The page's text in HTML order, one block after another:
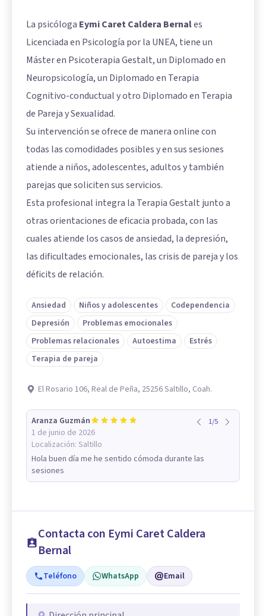
La psicóloga Eymi Caret Caldera Bernales
Licenciada en Psicología por la UNEA, tiene un
Máster en Psicoterapia Gestalt, un Diplomado en
Neuropsicología, un Diplomado en Terapia
Cognitivo-conductual y otro Diplomado en Terapia
de Pareja y Sexualidad.
Su intervención se ofrece de manera online con
todas las comodidades posibles y en sus sesiones
atiende a niños, adolescentes, adultos y también
parejas que soliciten sus servicios.
Esta profesional integra la Terapia Gestalt junto a
otras orientaciones de eficacia probada, con las
cuales atiende los casos de ansiedad, la depresión,
las dificultades emocionales, las crisis de pareja y los
déficits de relación.
Ansiedad Niños y adolescentes
Codependencia
Depresión
Problemas emocionales
Problemas relacionales
Autoestima
Estrés
Terapia de pareja
El Rosario 106, Real de Peña, 25256 Saltillo, Coah.
Aranza Guzmán
1 de junio de 2026
Localización: Saltillo
1/5
Hola buen día me he sentido cómoda durante las
sesiones
Contacta con Eymi Caret Caldera
Bernal
Teléfono WhatsApp Email